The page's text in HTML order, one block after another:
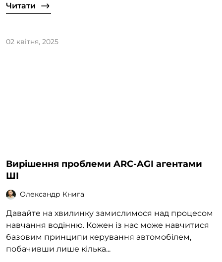
Читати
02 квітня, 2025
Вирішення проблеми ARC-AGI агентами
ШІ
Олександр Книга
Давайте на хвилинку замислимося над процесом
навчання водінню. Кожен із нас може навчитися
базовим принципи керування автомобілем,
побачивши лише кілька...